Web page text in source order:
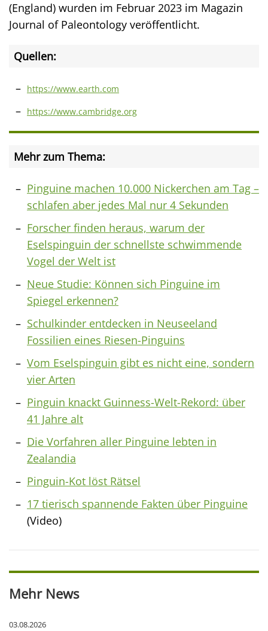
(England) wurden im Februar 2023 im Magazin
Journal of Paleontology veröffentlicht.
Quellen:
https://www.earth.com
https://www.cambridge.org
Mehr zum Thema:
Pinguine machen 10.000 Nickerchen am Tag –
schlafen aber jedes Mal nur 4 Sekunden
Forscher finden heraus, warum der
Eselspinguin der schnellste schwimmende
Vogel der Welt ist
Neue Studie: Können sich Pinguine im
Spiegel erkennen?
Schulkinder entdecken in Neuseeland
Fossilien eines Riesen-Pinguins
Vom Eselspinguin gibt es nicht eine, sondern
vier Arten
Pinguin knackt Guinness-Welt-Rekord: über
41 Jahre alt
Die Vorfahren aller Pinguine lebten in
Zealandia
Pinguin-Kot löst Rätsel
17 tierisch spannende Fakten über Pinguine
(Video)
Mehr News
03.08.2026